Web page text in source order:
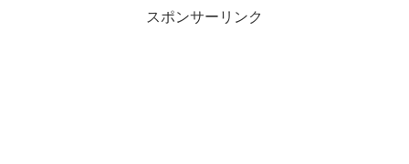
スポンサーリンク